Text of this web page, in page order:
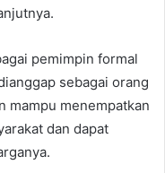
pemimpin formal
sebagai orang
mampu menempatkan
dan dapat